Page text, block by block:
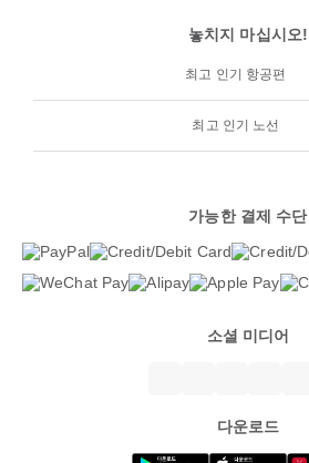
놓치지 마십시오!
최고 인기 항공편
최고 인기 노선
가능한 결제 수단
소셜 미디어
다운로드